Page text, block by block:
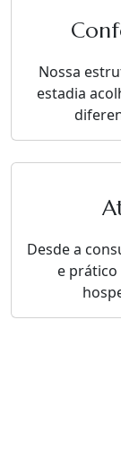
Nossa
estadia
Desde a
e